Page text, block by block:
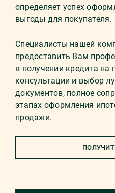
определяет успех
выгоды для покупателя.
Специалисты нашей
предоставить Вам
в получении кредита на
консультации и выбор
документов, полное
этапах оформления
продажи.